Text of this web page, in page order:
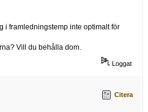
i framledningstemp inte optimalt för
Vill du behålla dom.
Loggat
Citera